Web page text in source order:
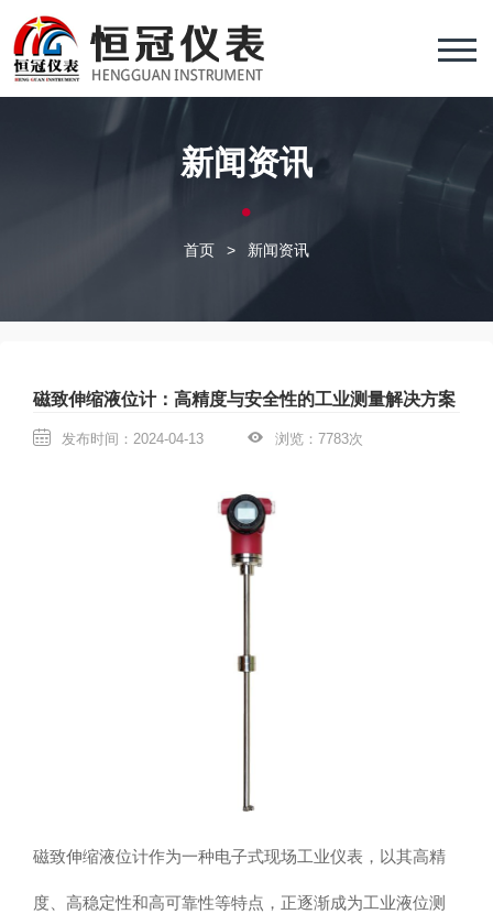
新闻资讯
首页 > 新闻资讯
磁致伸缩液位计：高精度与安全性的工业测量解决方案
发布时间：2024-04-13 浏览：7783次
磁致伸缩液位计作为一种电子式现场工业仪表，以其高精
度、高稳定性和高可靠性等特点，正逐渐成为工业液位测